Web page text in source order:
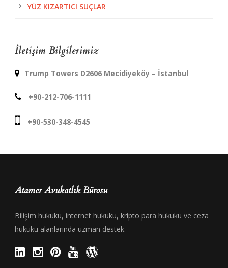
YÜZ KIZARTICI SUÇLAR
İletişim Bilgilerimiz
Trump Towers D2606 Mecidiyeköy – İstanbul
+90-212-706-1111
+90-530-348-4545
Atamer Avukatlık Bürosu
Bilişim hukuku, internet hukuku, kripto para hukuku ve ceza
hukuku alanlarında uzman destek.